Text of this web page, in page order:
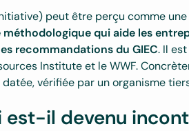
peut être perçu comme
méthodologique qui aide les
recommandations du GIEC. Il
Institute et le WWF.
vérifiée par un organisme
est-il devenu